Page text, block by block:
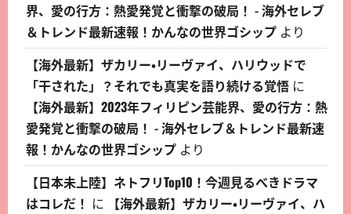
界、愛の行方：熱愛発覚と衝撃の破局！ - 海外セレブ
＆トレンド最新速報！かんなの世界ゴシップ より
【海外最新】ザカリー・リーヴァイ、ハリウッドで
「干された」？それでも真実を語り続ける覚悟 に
【海外最新】2023年フィリピン芸能界、愛の行方：熱
愛発覚と衝撃の破局！ - 海外セレブ＆トレンド最新速
報！かんなの世界ゴシップ より
【日本未上陸】ネトフリTop10！今週見るべきドラマ
はコレだ！ に
【海外最新】ザカリー・リーヴァイ、ハ